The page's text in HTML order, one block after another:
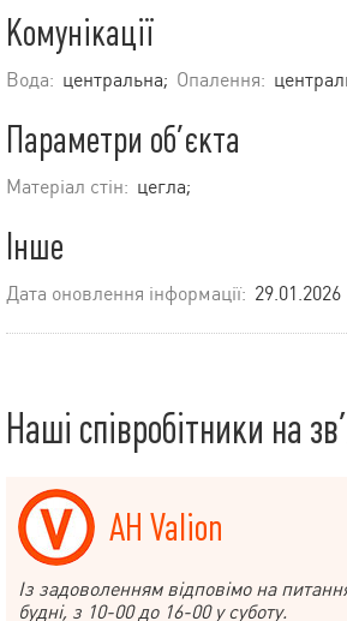
Комунікації
Вода: центральна; Опалення:
Параметри об’єкта
Матеріал стін: цегла;
Інше
Дата оновлення інформації: 29.01.2026
Наші співробітники на
АН Valion
Із задоволенням відповімо на
будні, з 10-00 до 16-00 у суботу.